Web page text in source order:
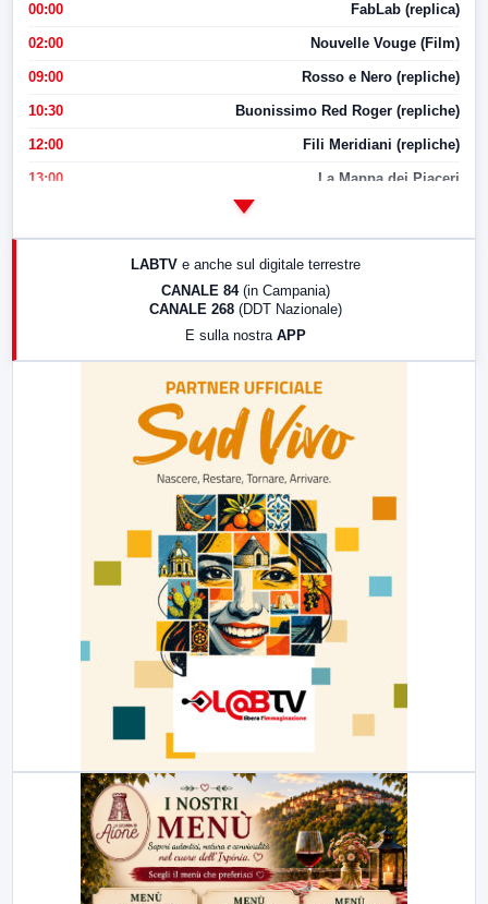
00:00 FabLab (replica)
02:00 Nouvelle Vouge (Film)
09:00 Rosso e Nero (repliche)
10:30 Buonissimo Red Roger (repliche)
12:00 Fili Meridiani (repliche)
13:00 La Mappa dei Piaceri
LABTV e anche sul digitale terrestre
CANALE 84 (in Campania)
CANALE 268 (DDT Nazionale)
E sulla nostra APP